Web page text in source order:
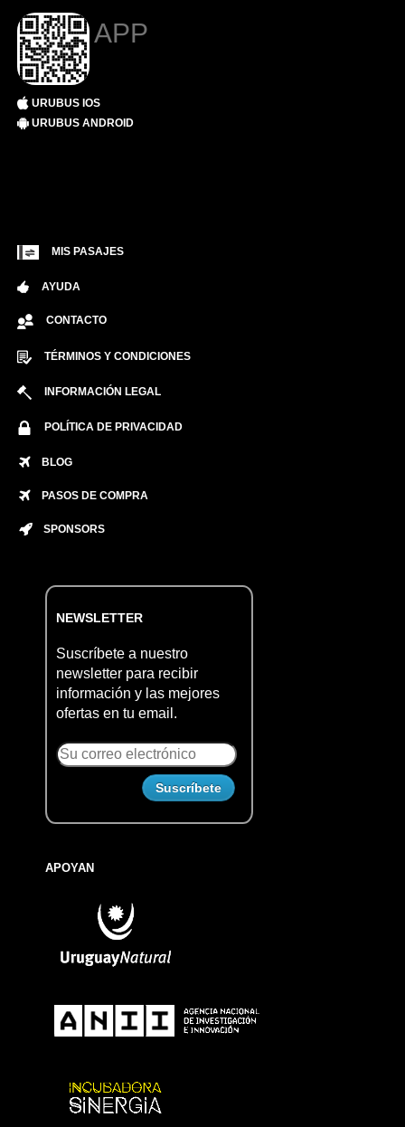
APP
URUBUS IOS
URUBUS ANDROID
MIS PASAJES
AYUDA
CONTACTO
TÉRMINOS Y CONDICIONES
INFORMACIÓN LEGAL
POLÍTICA DE PRIVACIDAD
BLOG
PASOS DE COMPRA
SPONSORS
NEWSLETTER
Suscríbete a nuestro
newsletter para recibir
información y las mejores
ofertas en tu email.
APOYAN